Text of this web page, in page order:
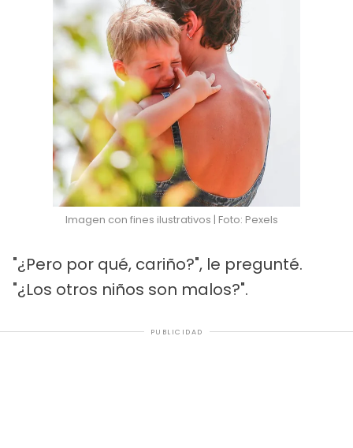
Imagen con fines ilustrativos | Foto: Pexels
"¿Pero por qué, cariño?", le pregunté.
"¿Los otros niños son malos?".
PUBLICIDAD